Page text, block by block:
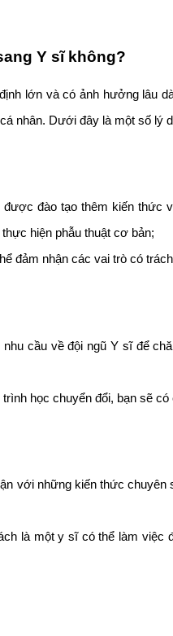
Y sĩ không?
lớn và có ảnh hưởng lâu
nhân. Dưới đây là một số
đào tạo thêm kiến
hiện phẫu thuật cơ bản;
đảm nhận các vai trò có
cầu về đội ngũ Y sĩ để
học chuyển đổi, bạn sẽ
với những kiến thức
là một y sĩ có thể làm